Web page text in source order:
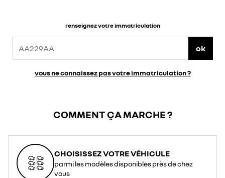
renseignez votre immatriculation
ok
vous ne connaissez pas votre immatriculation ?
COMMENT ÇA MARCHE ?
CHOISISSEZ VOTRE VÉHICULE
parmi les modèles disponibles près de chez
vous